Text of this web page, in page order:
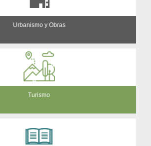
Urbanismo y Obras
Turismo